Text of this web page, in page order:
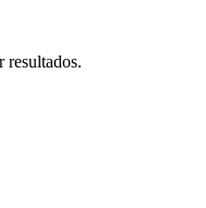
resultados.